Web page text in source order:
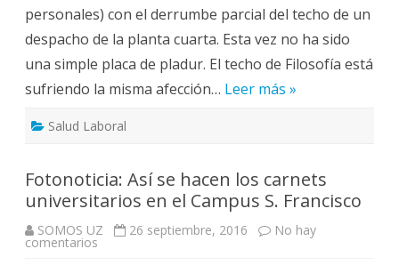
personales) con el derrumbe parcial del techo de un
despacho de la planta cuarta. Esta vez no ha sido
una simple placa de pladur. El techo de Filosofía está
sufriendo la misma afección… Leer más »
Salud Laboral
Fotonoticia: Así se hacen los carnets
universitarios en el Campus S. Francisco
SOMOS UZ 26 septiembre, 2016 No hay
comentarios